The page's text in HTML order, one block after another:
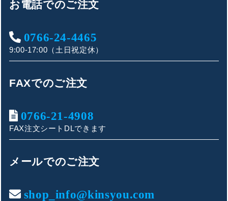
キンショウお問い合わせサポート
こんにちは！
お買い物やお問い合わせ相談のサポートをさせていただい
お電話でのご注文
0766-24-4465
9:00-17:00（土日祝定休）
FAXでのご注文
0766-21-4908
FAX注文シートDLできます
メールでのご注文
shop_info@kinsyou.com